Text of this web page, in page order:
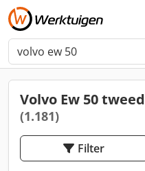
Volvo Ew 50
(1.181)
Filter